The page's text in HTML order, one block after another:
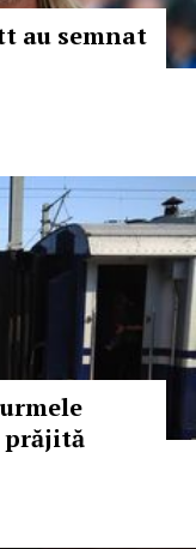
au semnat
prăjită